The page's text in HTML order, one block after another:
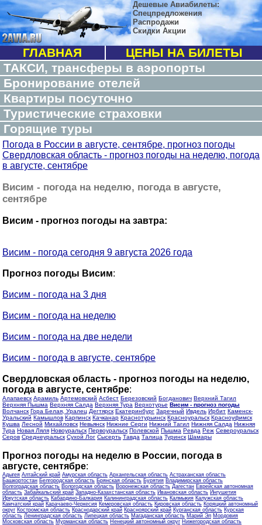
Дешевые Авиабилеты:
Спецпредложения
Распродажи
Скидки Акции
ГЛАВНАЯ
ЦЕНЫ НА БИЛЕТЫ
ТАКСИ, трансферы в аэропорты
Бронирование отелей
Квартиры посуточно
Туристические страховки
Горящие туры
Погода в России в августе, сентябре, прогноз погоды
Свердловская область - прогноз погоды на неделю, погода
в августе, сентябре
Висим - погода на неделю, погода в августе,
сентябре
Висим - прогноз погоды на завтра:
Висим - погода сегодня 9 августа 2026 года
Прогноз погоды Висим:
Висим - погода на 3 дня
Висим - погода на неделю
Висим - погода на две недели
Висим - погода в августе, сентябре
Свердловская область - прогноз погоды на неделю,
погода в августе, сентябре:
Алапаевск Арамиль Артемовский Асбест Березовский Богданович Верхний Тагил
Верхняя Пышма Верхняя Салда Верхняя Тура Верхотурье Висим - прогноз погоды
Волчанск Гора Белая, Уралец Дегтярск Екатеринбург Заречный Ивдель Ирбит Каменск-
Уральский Камышлов Карпинск Качканар Краснотурьинск Красноуральск Красноуфимск
Кушва Лесной Михайловск Невьянск Нижние Серги Нижний Тагил Нижняя Салда Нижняя
Тура Новая Ляля Новоуральск Первоуральск Полевской Пышма Ревда Реж Североуральск
Серов Среднеуральск Сухой Лог Сысерть Тавда Талица Туринск Шамары
Прогноз погоды на неделю в России, погода в
августе, сентябре:
Адыгея Алтайский край Амурская область Архангельская область Астраханская область
Башкортостан Белгородская область Брянская область Бурятия Владимирская область
Волгоградская область Вологодская область Воронежская область Дагестан Еврейская автономная
область Забайкальский край Западно-Казахстанская область Ивановская область Ингушетия
Иркутская область Кабардино-Балкария Калининградская область Калмыкия Калужская область
Камчатский край Карачаево-Черкесия Кемеровская область Кировская область Коряцкий автономный
округ Костромская область Краснодарский край Красноярский край Курганская область Курская
область Ленинградская область Липецкая область Магаданская область Марий Эл Мордовия
Московская область Мурманская область Ненецкий автономный округ Нижегородская область